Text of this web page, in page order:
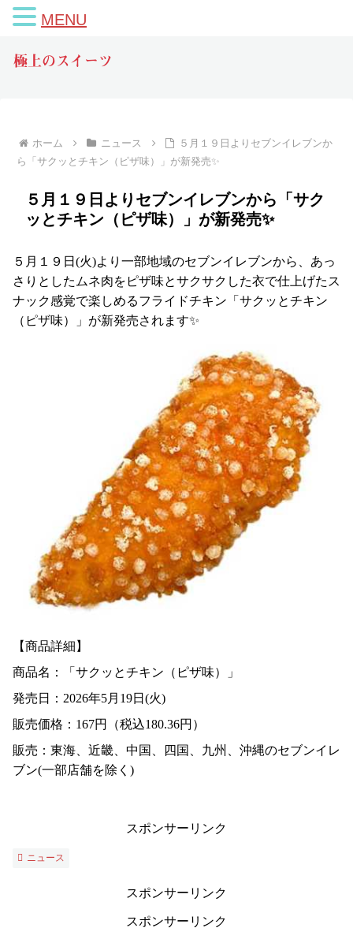
極上のスイーツ
ホーム ニュース
５月１９日よりセブンイレブンか
ら「サクッとチキン（ピザ味）」が新発売✨
５月１９日よりセブンイレブンから「サク
ッとチキン（ピザ味）」が新発売✨
５月１９日(火)より一部地域のセブンイレブンから、あっ
さりとしたムネ肉をピザ味とサクサクした衣で仕上げたス
ナック感覚で楽しめるフライドチキン「サクッとチキン
（ピザ味）」が新発売されます✨
【商品詳細】
商品名：「サクッとチキン（ピザ味）」
発売日：2026年5月19日(火)
販売価格：167円（税込180.36円）
販売：東海、近畿、中国、四国、九州、沖縄のセブンイレ
ブン(一部店舗を除く)
スポンサーリンク
ニュース
スポンサーリンク
スポンサーリンク
MENU